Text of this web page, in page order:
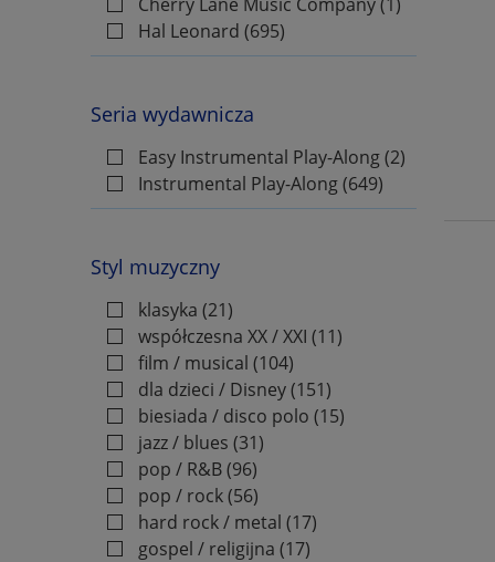
Dip In
Discovery Band
Disney's My First Songbook
Drum Play-Along
Drum Trax
Dziecięca PWM
E-Z Play Today
Easier Piano Pieces
Easiest Keyboard Collection
Easy Guitar with Notes & TAB
Easy Instrumental Duets
Easy Instrumental Play-Along
Easy Jazz Play-Along
Easy Piano Collection
Hal Leonard (695)
Seria wydawnicza
Easy Instrumental Play-Along(2)
Instrumental Play-Along(649)
Styl muzyczny
klasyka (21)
współczesna XX / XXI (11)
film / musical (104)
dla dzieci / Disney(151)
biesiada / disco polo (15)
jazz / blues (31)
pop / R&B(96)
pop / rock(56)
hard rock / metal (17)
gospel / religijna (17)